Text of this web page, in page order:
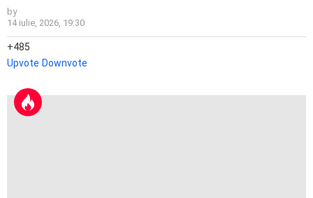
by
14 iulie, 2026, 19:30
485
Upvote Downvote